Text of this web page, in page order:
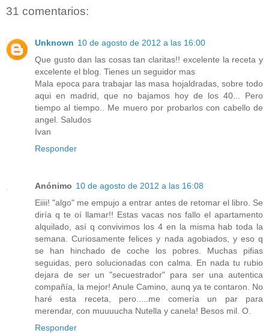
31 comentarios:
Unknown 10 de agosto de 2012 a las 16:00
Que gusto dan las cosas tan claritas!! excelente la receta y
excelente el blog. Tienes un seguidor mas
Mala epoca para trabajar las masa hojaldradas, sobre todo
aqui en madrid, que no bajamos hoy de los 40... Pero
tiempo al tiempo.. Me muero por probarlos con cabello de
angel. Saludos
Ivan
Responder
Anónimo 10 de agosto de 2012 a las 16:08
Eiiii! "algo" me empujo a entrar antes de retomar el libro. Se
diría q te oí llamar!! Estas vacas nos fallo el apartamento
alquilado, así q convivimos los 4 en la misma hab toda la
semana. Curiosamente felices y nada agobiados, y eso q
se han hinchado de coche los pobres. Muchas pifias
seguidas, pero solucionadas con calma. En nada tu rubio
dejara de ser un "secuestrador" para ser una autentica
compañía, la mejor! Anule Camino, aunq ya te contaron. No
haré esta receta, pero.....me comería un par para
merendar, con muuuucha Nutella y canela! Besos mil. O.
Responder